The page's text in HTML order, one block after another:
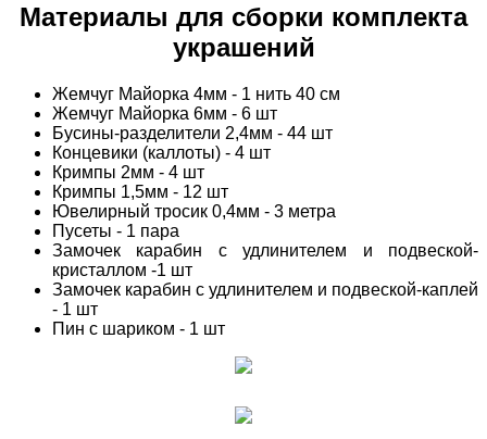
Материалы для сборки комплекта
украшений
Жемчуг Майорка 4мм - 1 нить 40 см
Жемчуг Майорка 6мм - 6 шт
Бусины-разделители 2,4мм - 44 шт
Концевики (каллоты) - 4 шт
Кримпы 2мм - 4 шт
Кримпы 1,5мм - 12 шт
Ювелирный тросик 0,4мм - 3 метра
Пусеты - 1 пара
Замочек карабин с удлинителем и подвеской-
кристаллом -1 шт
Замочек карабин с удлинителем и подвеской-каплей
- 1 шт
Пин с шариком - 1 шт